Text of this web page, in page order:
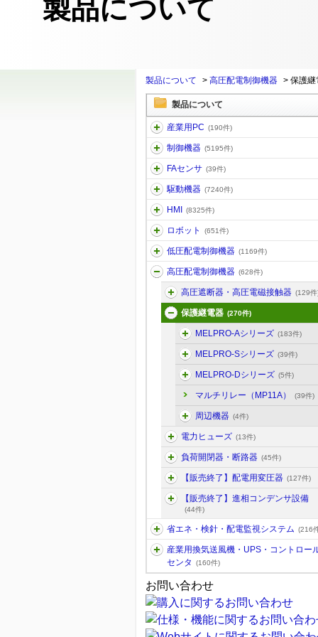
製品について
製品について > 高圧配電制御機器 > 保護継
製品について
産業用PC (190件)
制御機器 (5195件)
FAセンサ (39件)
駆動機器 (7240件)
HMI (8325件)
ロボット (651件)
低圧配電制御機器 (1169件)
高圧配電制御機器 (628件)
高圧遮断器・高圧電磁接触器 (129件
保護継電器 (270件)
MELPRO-Aシリーズ (183件)
MELPRO-Sシリーズ (39件)
MELPRO-Dシリーズ (5件)
マルチリレー（MP11A） (39件)
周辺機器 (4件)
電力ヒューズ (13件)
負荷開閉器・断路器 (45件)
【販売終了】配電用変圧器 (127件)
【販売終了】進相コンデンサ設備
(44件)
省エネ・検針・配電監視システム (216
産業用換気送風機・UPS・コントロー
センタ
(160件)
お問い合わせ